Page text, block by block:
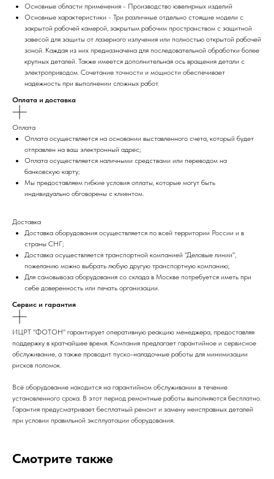
Основные области применения - Производство ювелирных изделий
Основные характеристики - Три различные отдельно стоящие модели с
закрытой рабочей камерой, закрытым рабочим пространством с защитной
завесой для защиты от лазерного излучения или полностью открытой рабочей
зоной. Каждая из них предназначена для последовательной обработки более
крупных деталей. Также имеется дополнительная ось вращения детали с
электроприводом. Сочетание точности и мощности обеспечивает
надежность при выполнении сложных работ.
Оплата и доставка
Оплата
Оплата осуществляется на основании выставленного счета, который будет
отправлен на ваш электронный адрес;
Оплата осуществляется наличными средствами или переводом на
банковскую карту;
Мы предоставляем гибкие условия оплаты, которые могут быть
индивидуально обговорены с клиентом.
Доставка
Доставка оборудования осуществляется по всей территории России и в
страны СНГ;
Доставка осуществляется транспортной компанией "Деловые линии",
пожеланию можно выбрать любую другую транспортную компанию;
Для самовывоза оборудования со склада в Москве потребуется иметь при
себе доверенность или печать организации.
Сервис и гарантия
ИЦРТ "ФОТОН" гарантирует оперативную реакцию менеджера, предоставляя
поддержку в кратчайшее время. Компания предлагает гарантийное и сервисное
обслуживание, а также проводит пуско-наладочные работы для минимизации
рисков поломок.
Всё оборудование находится на гарантийном обслуживании в течение
установленного срока. В этот период ремонтные работы выполняются бесплатно.
Гарантия предусматривает бесплатный ремонт и замену неисправных деталей
при условии правильной эксплуатации оборудования.
Смотрите также